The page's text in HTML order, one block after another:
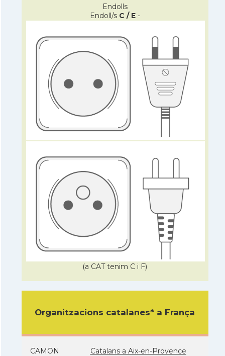
Endolls
Endoll/s C / E-
(a CAT tenim C i F)
Organitzacions catalanes* a França
CAMON Catalans a Aix-en-Provence